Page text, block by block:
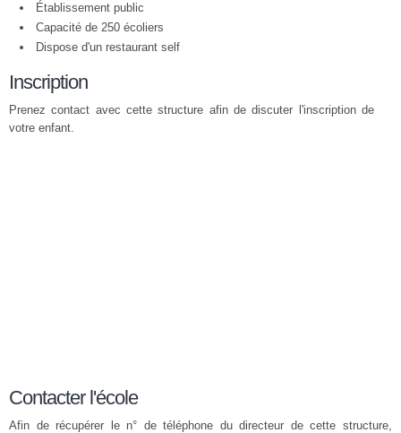
Établissement public
Capacité de 250 écoliers
Dispose d'un restaurant self
Inscription
Prenez contact avec cette structure afin de discuter l'inscription de
votre enfant.
Contacter l'école
Afin de récupérer le n° de téléphone du directeur de cette structure,